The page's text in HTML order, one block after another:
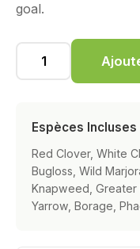
goal.
Espèces Incluses
Red Clover, White
Bugloss, Wild
Knapweed, Greater
Yarrow, Borage,